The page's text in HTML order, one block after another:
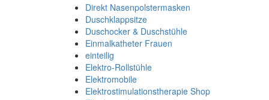
Direkt Nasenpolstermasken
Duschklappsitze
Duschocker & Duschstühle
Einmalkatheter Frauen
einteilig
Elektro-Rollstühle
Elektromobile
Elektrostimulationstherapie Shop